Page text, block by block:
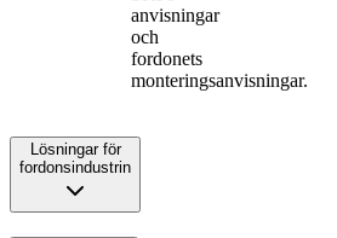
anvisningar
och
fordonets
monteringsanvisningar.
Lösningar för
fordonsindustrin